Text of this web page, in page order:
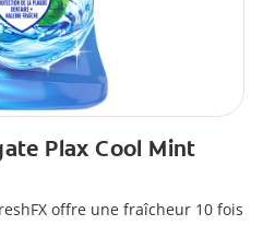
Plax Cool Mint
offre une fraîcheur 10 fois